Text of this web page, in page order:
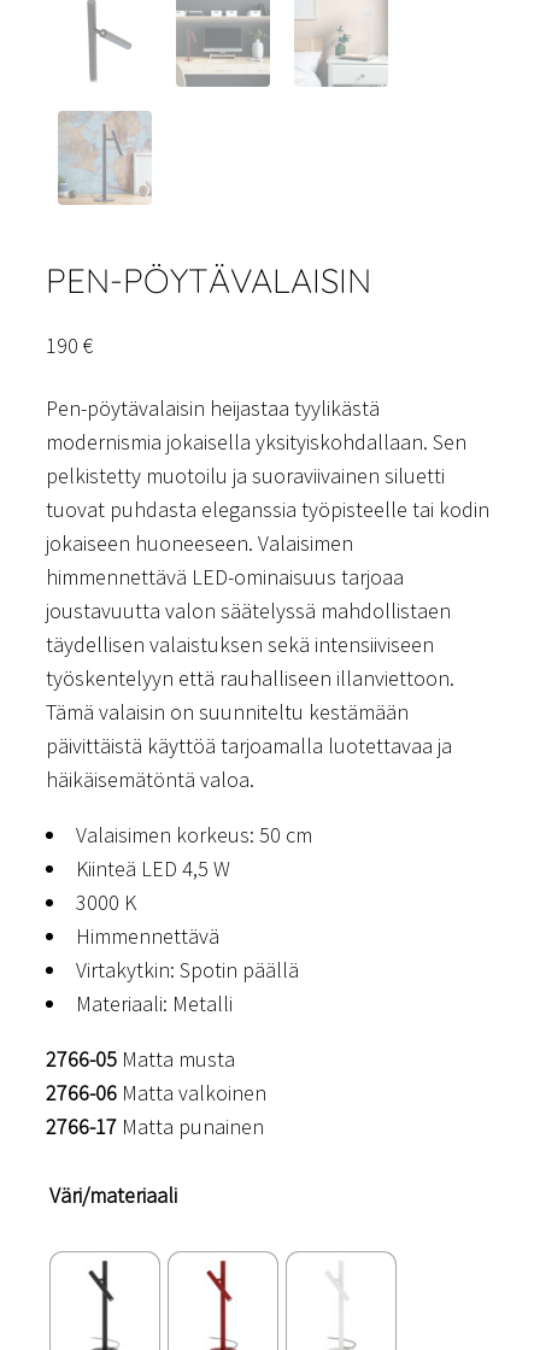
PEN-PÖYTÄVALAISIN
190 €
Pen-pöytävalaisin heijastaa tyylikästä
modernismia jokaisella yksityiskohdallaan. Sen
pelkistetty muotoilu ja suoraviivainen siluetti
tuovat puhdasta eleganssia työpisteelle tai kodin
jokaiseen huoneeseen. Valaisimen
himmennettävä LED-ominaisuus tarjoaa
joustavuutta valon säätelyssä mahdollistaen
täydellisen valaistuksen sekä intensiiviseen
työskentelyyn että rauhalliseen illanviettoon.
Tämä valaisin on suunniteltu kestämään
päivittäistä käyttöä tarjoamalla luotettavaa ja
häikäisemätöntä valoa.
Valaisimen korkeus: 50 cm
Kiinteä LED 4,5 W
3000 K
Himmennettävä
Virtakytkin: Spotin päällä
Materiaali: Metalli
2766-05 Matta musta
2766-06 Matta valkoinen
2766-17 Matta punainen
Väri/materiaali